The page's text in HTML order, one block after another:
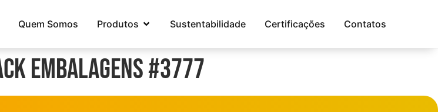
Quem Somos Produtos Sustentabilidade Certificações Contatos
Embalagens #3777